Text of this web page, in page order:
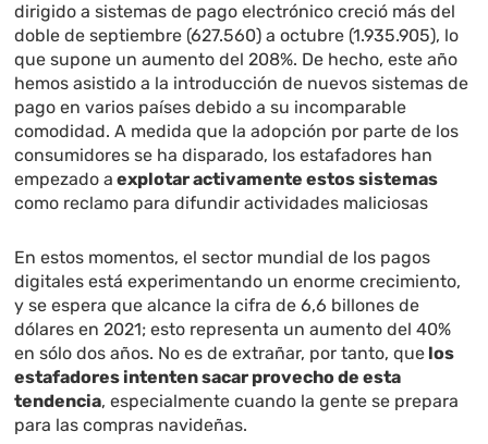
dirigido a sistemas de pago electrónico creció más del
doble de septiembre (627.560) a octubre (1.935.905), lo
que supone un aumento del 208%. De hecho, este año
hemos asistido a la introducción de nuevos sistemas de
pago en varios países debido a su incomparable
comodidad. A medida que la adopción por parte de los
consumidores se ha disparado, los estafadores han
empezado a explotar activamente estos sistemas
como reclamo para difundir actividades maliciosas
En estos momentos, el sector mundial de los pagos
digitales está experimentando un enorme crecimiento,
y se espera que alcance la cifra de 6,6 billones de
dólares en 2021; esto representa un aumento del 40%
en sólo dos años. No es de extrañar, por tanto, que los
estafadores intenten sacar provecho de esta
tendencia, especialmente cuando la gente se prepara
para las compras navideñas.